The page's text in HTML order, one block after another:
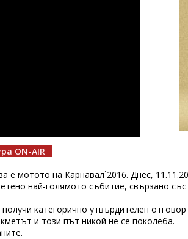
ON-AIR
е мотото на Карнавал`2016. Днес,
най-голямото събитие, свързано
категорично утвърдителен
и този път никой не се поколеба.